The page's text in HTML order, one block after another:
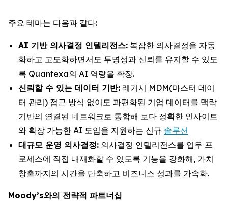
주요 테마는 다음과 같다:
AI 기반 의사결정 인텔리전스: 복잡한 의사결정을 자동
화하고 고도화하면서도 투명성과 신뢰를 유지할 수 있도
록 Quantexa의 AI 역량을 확장.
신뢰할 수 있는 데이터 기반: 레거시 MDM(마스터 데이
터 관리) 접근 방식 없이도 파편화된 기업 데이터를 맥락
기반의 연결된 네트워크로 통합해 보다 정확한 인사이트
와 확장 가능한 AI 도입을 지원하는 신규 솔루션
대규모 운영 의사결정: 의사결정 인텔리전스를 업무 프
로세스에 직접 내재화할 수 있도록 기능을 강화해, 가치
창출까지의 시간을 단축하고 비즈니스 성과를 가속화.
Moody’s와의 전략적 파트너십